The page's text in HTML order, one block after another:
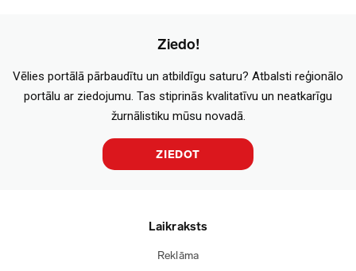
Ziedo!
Vēlies portālā pārbaudītu un atbildīgu saturu? Atbalsti reģionālo
portālu ar ziedojumu. Tas stiprinās kvalitatīvu un neatkarīgu
žurnālistiku mūsu novadā.
ZIEDOT
Laikraksts
Reklāma